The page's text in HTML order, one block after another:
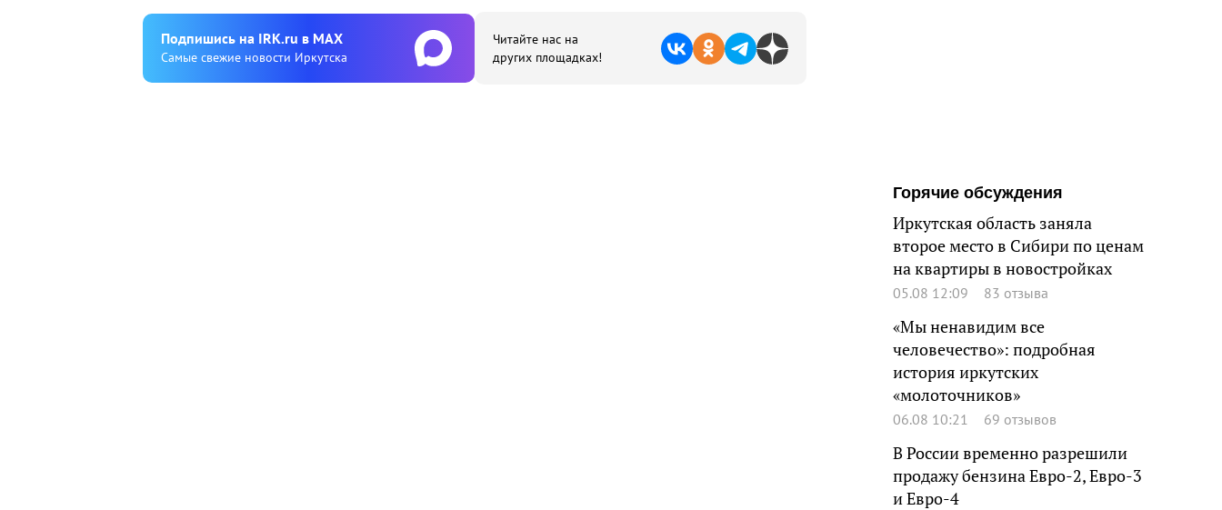
Подпишиcь на IRK.ru в MAX
Cамые свежие новости Иркутска
Читайте нас на
других площадках!
Горячие обсуждения
Иркутская область заняла
второе место в Сибири по ценам
на квартиры в новостройках
05.08 12:09 83 отзыва
«Мы ненавидим все
человечество»: подробная
история иркутских
«молоточников»
06.08 10:21 69 отзывов
В России временно разрешили
продажу бензина Евро-2, Евро-3
и Евро-4